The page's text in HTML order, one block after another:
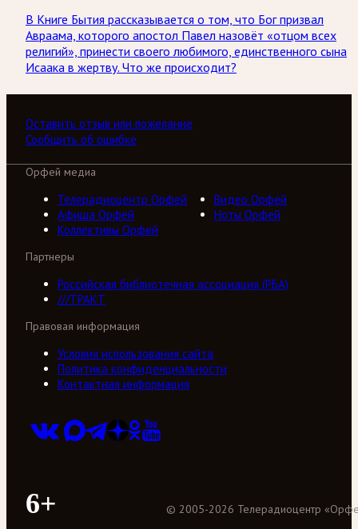
В Книге Бытия рассказывается о том, что Бог призвал
Авраама, которого апостол Павел назовёт «отцом всех
религий», принести своего любимого, единственного сына
Исаака в жертву. Что же происходит?
Оставить отзыв или пожелание
Сообщить об ошибке
Орфей медиа
Телерадиоцентр Орфей
Видео Орфей
Афиша Орфей
Ноты Орфей
Коллективы Орфей
Партнеры
Российская библиотечная ассоциация (РБА)
///ТРАКТ
Правовая информация
Условия использования сайта
Политика конфиденциальности
Контактная информация
6+ © 2005-2026 Телерадиоцентр